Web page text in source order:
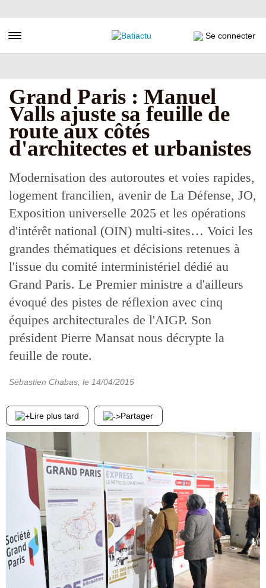
au
principal
Toggle navigation Se connecter
Grand Paris : Manuel
Valls ajuste sa feuille de
route aux côtés
d'architectes et urbanistes
Modernisation des autoroutes et voies rapides,
logement francilien, avenir de La Défense, JO,
Exposition universelle 2025 et les opérations
d'intérêt national (OIN) multi-sites… Voici les
grandes thématiques et décisions retenues à
l'issue du comité interministériel dédié au
Grand Paris. Le Premier ministre a d'ailleurs
évoqué des pistes de réflexion avec cinq
équipes architecturales de l'AIGP. Son
président Pierre Mansat nous décrypte la
feuille de route.
Sébastien Chabas , le 14/04/2015
Lire plus tard Partager